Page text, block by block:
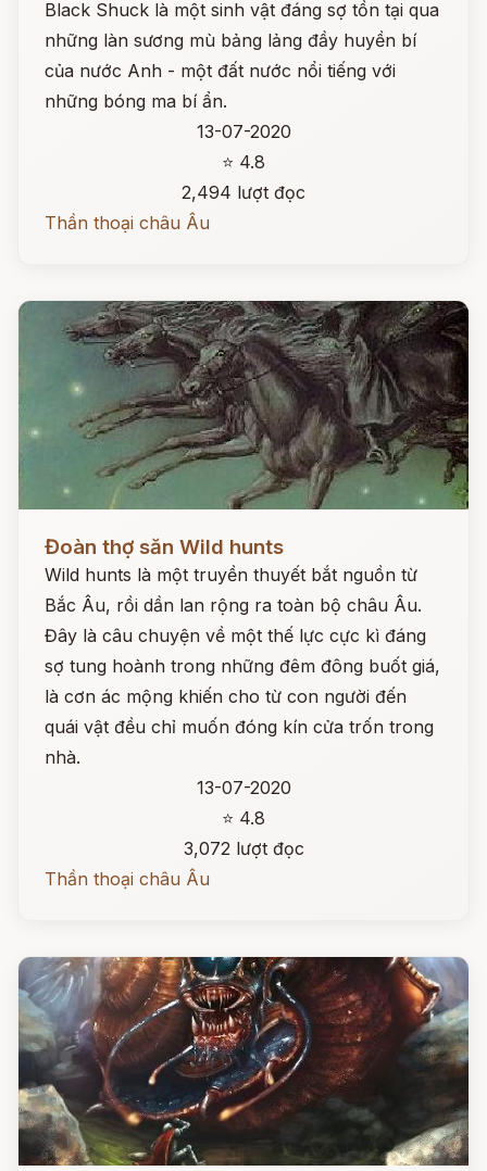
Black Shuck là một sinh vật đáng sợ tồn tại qua
những làn sương mù bảng lảng đầy huyền bí
của nước Anh - một đất nước nổi tiếng với
những bóng ma bí ẩn.
13-07-2020
⭐ 4.8
2,494 lượt đọc
Thần thoại châu Âu
Đoàn thợ săn Wild hunts
Wild hunts là một truyền thuyết bắt nguồn từ
Bắc Âu, rồi dần lan rộng ra toàn bộ châu Âu.
Đây là câu chuyện về một thế lực cực kì đáng
sợ tung hoành trong những đêm đông buốt giá,
là cơn ác mộng khiến cho từ con người đến
quái vật đều chỉ muốn đóng kín cửa trốn trong
nhà.
13-07-2020
⭐ 4.8
3,072 lượt đọc
Thần thoại châu Âu